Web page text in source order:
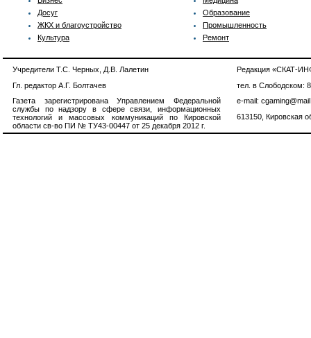
Досуг
ЖКХ и благоустройство
Культура
Образование
Промышленность
Ремонт
Учредители Т.С. Черных, Д.В. Лалетин
Гл. редактор А.Г. Болтачев
Газета зарегистрирована Управлением Федеральной
службы по надзору в сфере связи, информационных
технологий и массовых коммуникаций по Кировской
области св-во ПИ № ТУ43-00447 от 25 декабря 2012 г.
Редакция «СКАТ-
тел. в Слободском:
e-mail:
613150, Кировская